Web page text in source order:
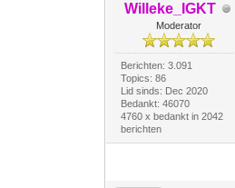
Willeke_IGKT
Moderator
Berichten: 3.091
Topics: 86
Lid sinds: Dec 2020
Bedankt: 46070
4760 x bedankt in 2042
berichten